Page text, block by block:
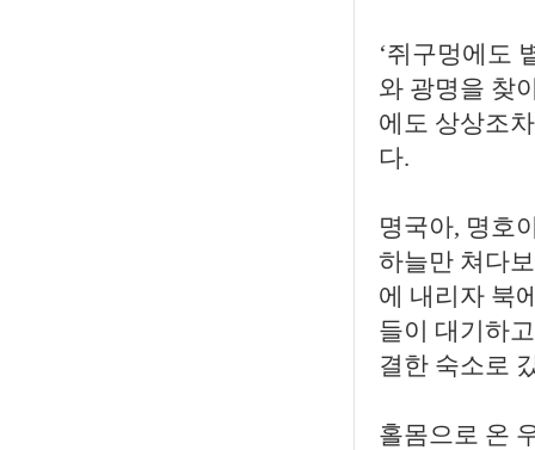
‘쥐구멍에도
와 광명을 찾
에도 상상조
다.
명국아, 명호
하늘만 쳐다
에 내리자 북
들이 대기하
결한 숙소로
홀몸으로 온